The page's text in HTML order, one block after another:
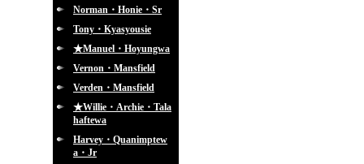
Norman・Honie・Sr
Tony・Kyasyousie
★Manuel・Hoyungwa
Vernon・Mansfield
Verden・Mansfield
★Willie・Archie・Tala
haftewa
Harvey・Quanimptew
a・Jr